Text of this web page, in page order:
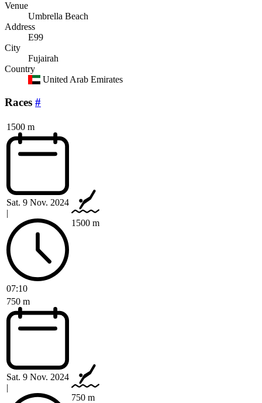
Venue
Umbrella Beach
Address
E99
City
Fujairah
Country
United Arab Emirates
Races #
1500 m
Sat. 9 Nov. 2024
|
07:10
1500 m
750 m
Sat. 9 Nov. 2024
|
750 m